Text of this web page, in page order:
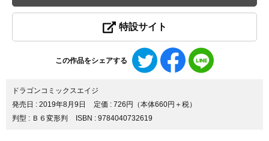
特設サイト
この作品をシェアする
Twitter
で
ア
Facebook
で
ア
で
ドラゴンコミックスエイジ
発売日 : 2019年8月9日
定価 : 726円（本体660円＋税）
判型 : Ｂ６変形判
ISBN : 9784040732619